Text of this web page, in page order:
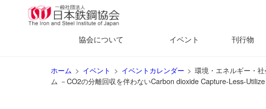
協会について イベント 刊行物
ホーム イベント イベントカレンダー
環境・エネルギー・
ム －CO2の分離回収を伴わないCarbon dioxide Capture-Less-